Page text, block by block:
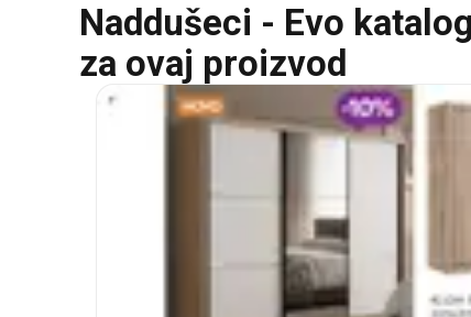
Naddušeci - Evo
za ovaj proizvod